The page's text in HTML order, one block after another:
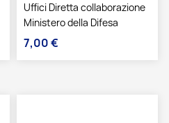
Uffici Diretta collaborazione
Ministero della Difesa
Prezzo
7,00 €